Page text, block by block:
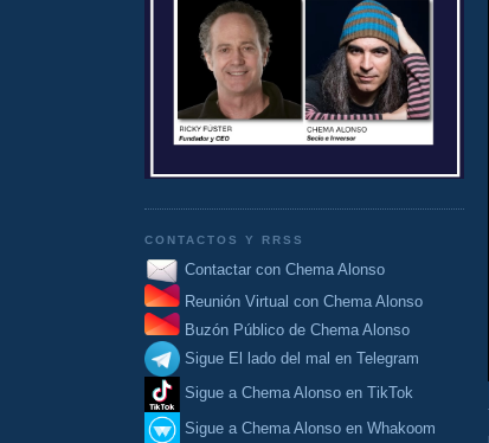
CONTACTOS Y RRSS
Contactar con Chema Alonso
Reunión Virtual con Chema Alonso
Buzón Público de Chema Alonso
Sigue El lado del mal en Telegram
Sigue a Chema Alonso en TikTok
Sigue a Chema Alonso en Whakoom